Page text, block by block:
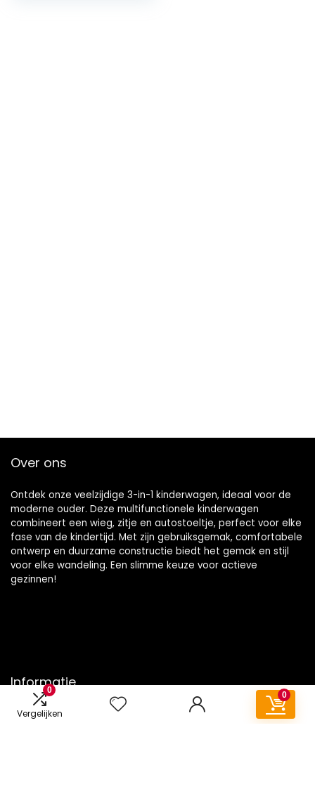
0
Vergelijken
0
Over ons
Ontdek onze veelzijdige 3-in-1 kinderwagen, ideaal voor de
moderne ouder. Deze multifunctionele kinderwagen
combineert een wieg, zitje en autostoeltje, perfect voor elke
fase van de kindertijd. Met zijn gebruiksgemak, comfortabele
ontwerp en duurzame constructie biedt het gemak en stijl
voor elke wandeling. Een slimme keuze voor actieve
gezinnen!
Informatie
Contact